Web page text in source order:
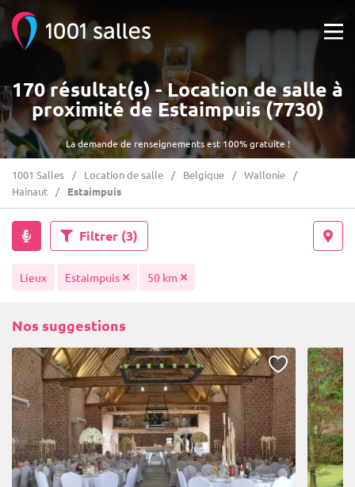
La demande de renseignements est 100% gratuite !
170 résultat(s) - Location de salle à
proximité de Estaimpuis (7730)
1001 Salles Location de salle Belgique
Wallonie
Hainaut
Estaimpuis
Filtrer (3)
Lieux Estaimpuis 50 km
Nos suggestions